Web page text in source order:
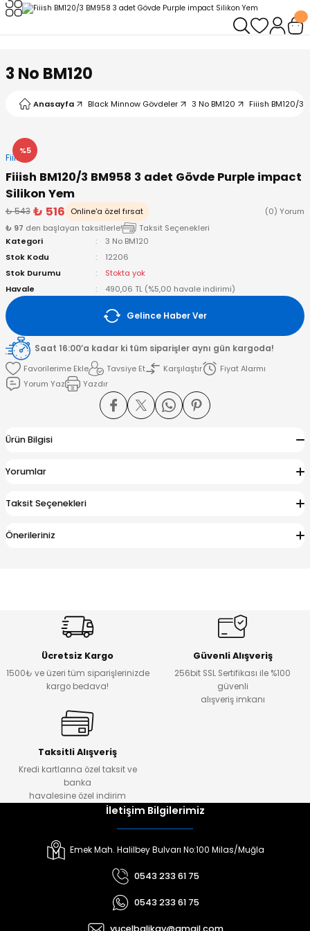
3 No BM120
Anasayfa Black Minnow Gövdeler 3 No BM120 Fiiish BM120/3
%5
Fiiish
Fiiish BM120/3 BM958 3 adet Gövde Purple impact
Silikon Yem
₺ 543 ₺ 516 Online'a özel fırsat
(0) Yorum
₺ 97 den başlayan taksitlerle!
Taksit Seçenekleri
Kategori
3 No BM120
Stok Kodu
12206
Stok Durumu
Stokta yok
Havale
490,06 TL (%5,00 havale indirimi)
Gelince Haber Ver
Saat 16:00’a kadar ki tüm siparişler aynı gün kargoda!
Tavsiye Et
Karşılaştır
Fiyat Alarmı
Yorum Yaz
Yazdır
Ürün Bilgisi
Yorumlar
Taksit Seçenekleri
Önerileriniz
Ücretsiz Kargo
1500₺ ve üzeri tüm siparişlerinizde
kargo bedava!
Güvenli Alışveriş
256bit SSL Sertifikası ile %100
güvenli
alışveriş imkanı
Taksitli Alışveriş
Kredi kartlarına özel taksit ve
banka
havalesine özel indirim
İletişim Bilgilerimiz
Emek Mah. Halilbey Bulvarı No:100 Milas/Muğla
0543 233 61 75
0543 233 61 75
yucelbalikav@gmail.com
Kamışlar
& El Feneri